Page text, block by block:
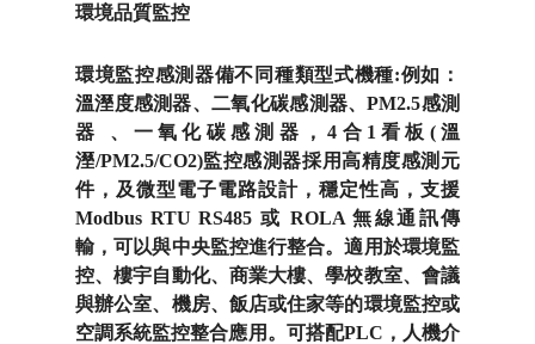
環境品質監控
環境監控感測器備不同種類型式機種:例如：
溫溼度感測器、二氧化碳感測器、PM2.5感測
器 、一氧化碳感測器，4合1看板(溫
溼/PM2.5/CO2)監控感測器採用高精度感測元
件，及微型電子電路設計，穩定性高，支援
Modbus RTU RS485 或 ROLA 無線通訊傳
輸，可以與中央監控進行整合。適用於環境監
控、樓宇自動化、商業大樓、學校教室、會議
與辦公室、機房、飯店或住家等的環境監控或
空調系統監控整合應用。可搭配PLC，人機介